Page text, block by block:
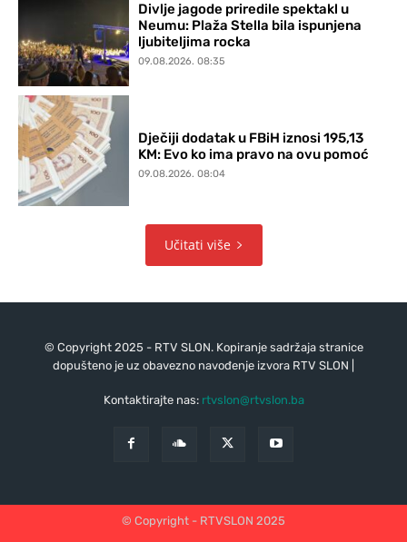
Divlje jagode priredile spektakl u
Neumu: Plaža Stella bila ispunjena
ljubiteljima rocka
09.08.2026. 08:35
Dječiji dodatak u FBiH iznosi 195,13
KM: Evo ko ima pravo na ovu pomoć
09.08.2026. 08:04
Učitati više
© Copyright 2025 - RTV SLON. Kopiranje sadržaja stranice
dopušteno je uz obavezno navođenje izvora RTV SLON |
Kontaktirajte nas: rtvslon@rtvslon.ba
© Copyright - RTVSLON 2025